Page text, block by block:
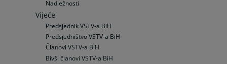
Nadležnosti
Vijeće
Predsjednik VSTV-a BiH
Predsjedništvo VSTV-a BiH
Članovi VSTV-a BiH
Bivši članovi VSTV-a BiH